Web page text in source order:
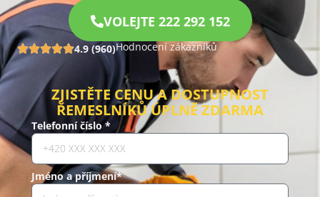
VOLEJTE 222 292 152
4.9 (960)Hodnocení zákazníků
ZJISTĚTE CENU A DOSTUPNOST
ŘEMESLNÍKŮ ÚPLNĚ ZDARMA
Telefonní číslo *
Jméno a příjmení*